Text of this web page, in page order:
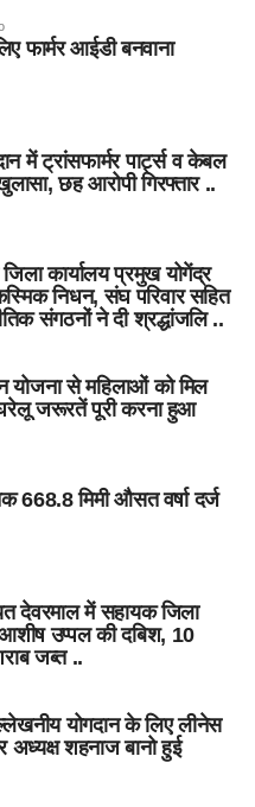
फार्मर आईडी बनवाना
में ट्रांसफार्मर पार्ट्स व केबल
छह आरोपी गिरफ्तार ..
कार्यालय प्रमुख योगेंद्र
निधन, संघ परिवार सहित
संगठनों ने दी श्रद्धांजलि ..
योजना से महिलाओं को मिल
जरूरतें पूरी करना हुआ
668.8 मिमी औसत वर्षा दर्ज
देवरमाल में सहायक जिला
उप्पल की दबिश, 10
जब्त ..
योगदान के लिए लीनेस
अध्यक्ष शहनाज बानो हुई